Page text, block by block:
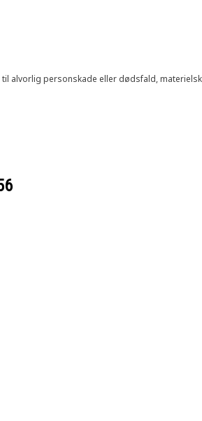
alvorlig personskade eller dødsfald,